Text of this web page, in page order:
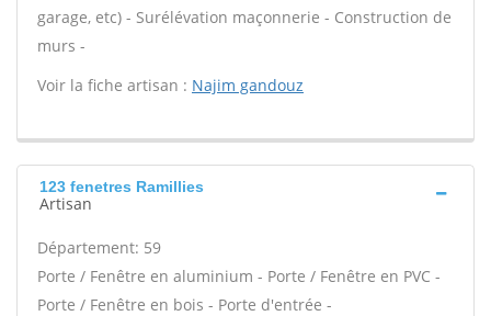
garage, etc) - Surélévation maçonnerie - Construction de
murs -
Voir la fiche artisan : Najim gandouz
123 fenetres Ramillies
Artisan
Département: 59
Porte / Fenêtre en aluminium - Porte / Fenêtre en PVC -
Porte / Fenêtre en bois - Porte d'entrée -